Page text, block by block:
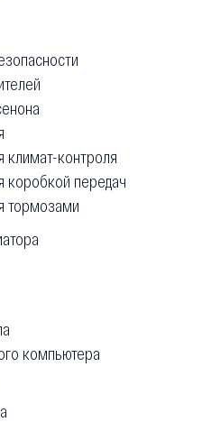
климат-контроля
коробкой передач
тормозами
компьютера